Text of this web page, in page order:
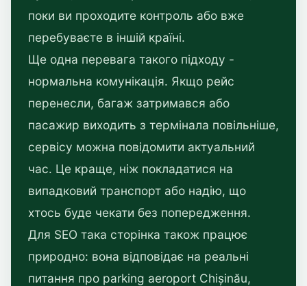
поки ви проходите контроль або вже
перебуваєте в іншій країні.
Ще одна перевага такого підходу -
нормальна комунікація. Якщо рейс
перенесли, багаж затримався або
пасажир виходить з термінала повільніше,
сервісу можна повідомити актуальний
час. Це краще, ніж покладатися на
випадковий транспорт або надію, що
хтось буде чекати без попередження.
Для SEO така сторінка також працює
природно: вона відповідає на реальні
питання про parking aeroport Chișinău,